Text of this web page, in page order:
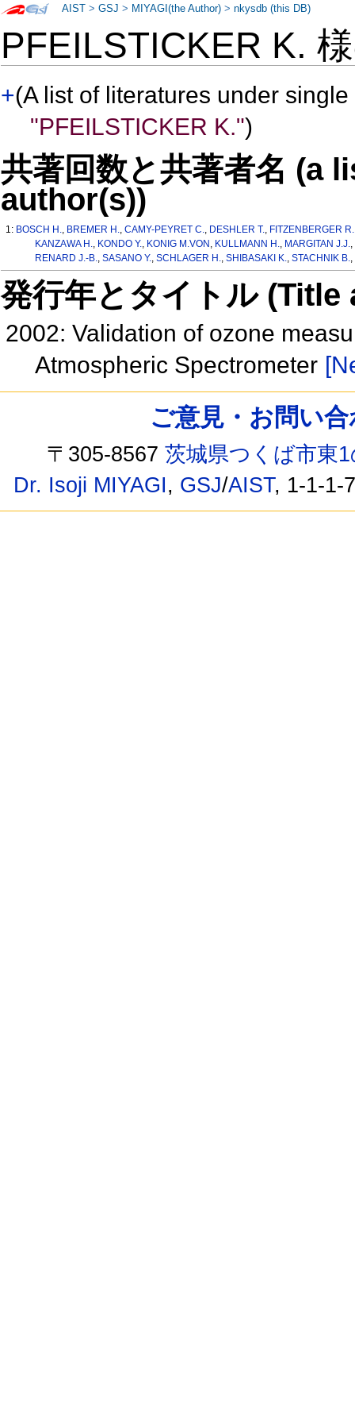
PFEILSTICKER K.
+(A list of literatures under
"PFEILSTICKER K.")
共著回数と共著者名 (a
author(s))
1: BOSCH H., BREMER H.,CAMY-PEYRET C., DESHLER T., FITZENBERGER R.
KANZAWA H., KONDO Y., KONIG M.VON , KULLMANN H., MARGITAN J.J.,
RENARD J.-B., SASANO Y., SCHLAGER H., SHIBASAKI K., STACHNIK B.,
発行年とタイトル
2002: Validation of ozone
Atmospheric Spectrometer
AIST >GSJ > MIYAGI(the Author) >nkysdb (this DB)
ご意見・お問い
〒305-8567茨城県つくば市東
Dr. Isoji MIYAGI, GSJ/AIST, 1-1-1-